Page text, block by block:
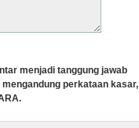
menjadi tanggung jawab
perkataan kasar,